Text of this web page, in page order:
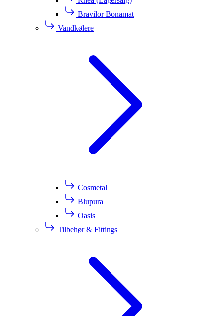
Bravilor Bonamat
Vandkølere
Cosmetal
Blupura
Oasis
Tilbehør & Fittings